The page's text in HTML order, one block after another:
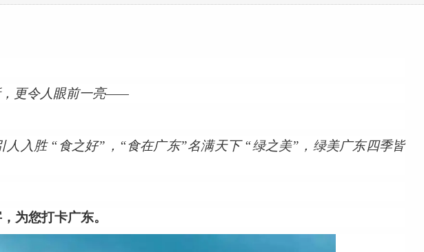
，更令人眼前一亮——
入胜 “食之好”，“食在广东”名满天下 “绿之美”，绿美广东四季皆
为您打卡广东。